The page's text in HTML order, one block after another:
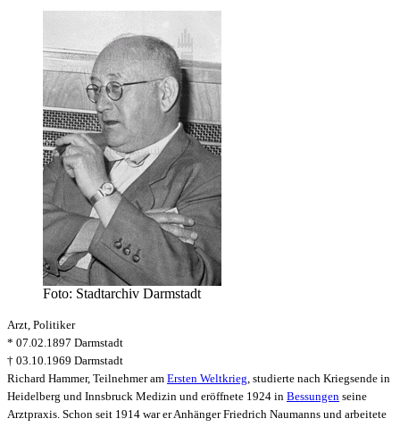
Foto: Stadtarchiv Darmstadt
Arzt, Politiker
* 07.02.1897 Darmstadt
† 03.10.1969 Darmstadt
Richard Hammer, Teilnehmer am Ersten Weltkrieg , studierte nach Kriegsende in
Heidelberg und Innsbruck Medizin und eröffnete 1924 in Bessungen seine
Arztpraxis. Schon seit 1914 war er Anhänger Friedrich Naumanns und arbeitete